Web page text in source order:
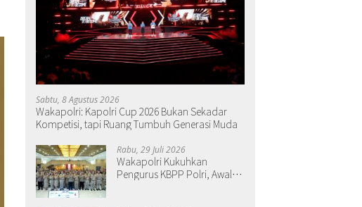
Sabtu, 8 Agustus 2026
Wakapolri: Kapolri Cup 2026 Bukan Sekadar
Kompetisi, tapi Ruang Tumbuh Generasi Muda
Rabu, 29 Juli 2026
Wakapolri Kukuhkan
Pengurus KBPP Polri, Awali